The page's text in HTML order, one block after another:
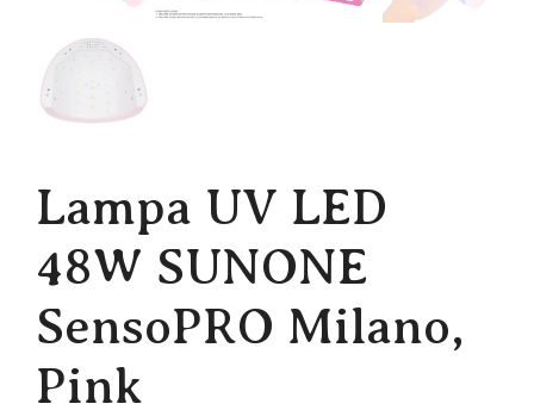
Lampa UV LED
48W SUNONE
SensoPRO Milano,
Pink